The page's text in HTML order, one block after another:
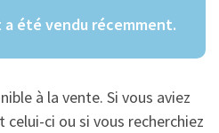
été vendu récemment.
à la vente. Si vous aviez
ci ou si vous recherchiez